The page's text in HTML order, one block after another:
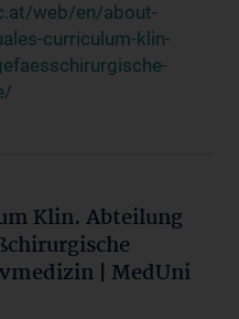
web/en/about-
curriculum-klin-
Klin. Abteilung
| MedUni